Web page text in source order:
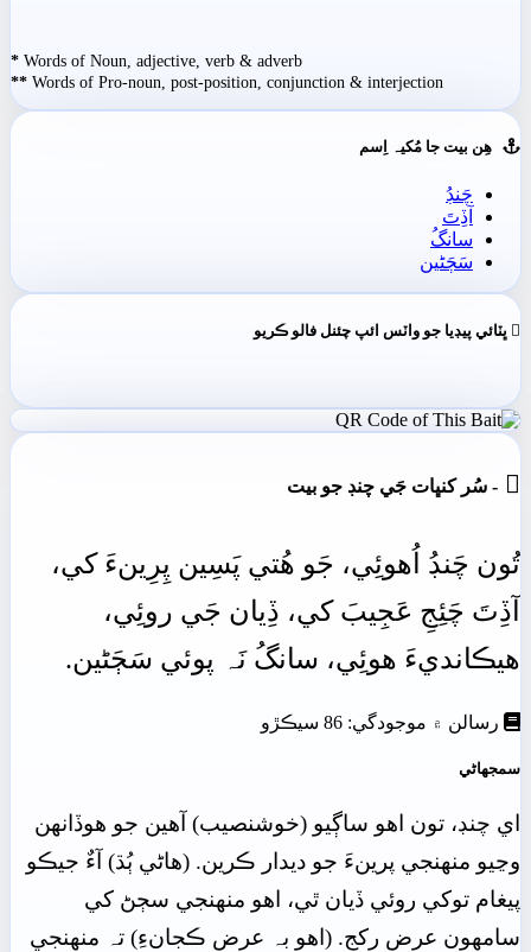
* Words of Noun, adjective, verb & adverb
** Words of Pro-noun, post-position, conjunction & interjection
ھِن بيت جا مُکيہ اِسم
چَنڊُ
آڏِتَ
سانگُ
سَڄَڻين
ڀٽائي پيڊيا جو واٽس ائپ چئنل فالو ڪريو
 - سُر کنڀات جَي چنڊ جو بيت
تُون چَنڊُ اُھوئِي، جَو ھُتي پَسِين پِرِينءَ کي،
آڏِتَ چَئِجِ عَجِيبَ کي، ڏِيان جَي روئِي،
ھيڪانديءَ ھوئِي، سانگُ نَہ پوئي سَڄَڻين.
رسالن ۾ موجودگي: 86 سيڪڙو
سمجهاڻي
اي چنڊ، تون اهو ساڳيو (خوشنصيب) آهين جو هوڏانھن
وڃيو منھنجي پرينءَ جو ديدار ڪرين. (هاڻي ٻُڌ) آءٌ جيڪو
پيغام توکي روئي ڏيان ٿي، اهو منھنجي سڄڻ کي
سامهون عرض رکج. (اهو بہ عرض ڪجانءِ) تہ منھنجي